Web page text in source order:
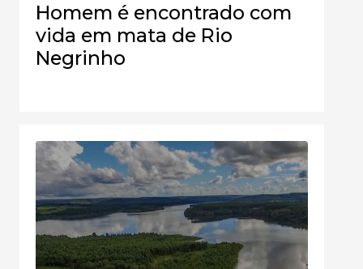
Homem é encontrado com
vida em mata de Rio
Negrinho